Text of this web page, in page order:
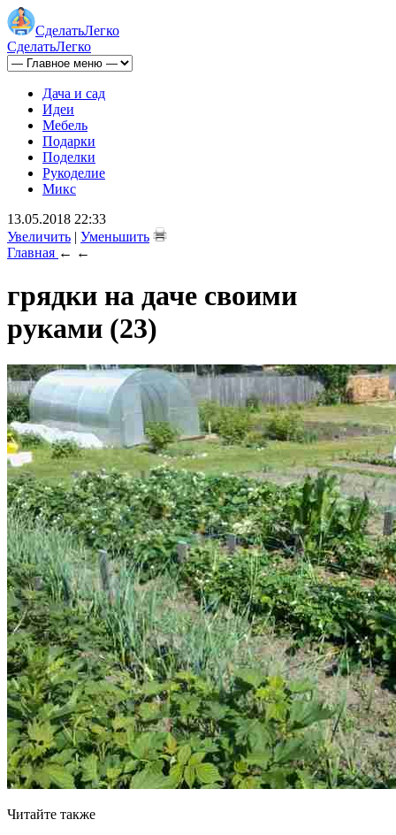
СделатьЛегко
СделатьЛегко
Дача и сад
Идеи
Мебель
Подарки
Поделки
Рукоделие
Микс
13.05.2018 22:33
Увеличить | Уменьшить
Главная ← ←
грядки на даче своими
руками (23)
Читайте также